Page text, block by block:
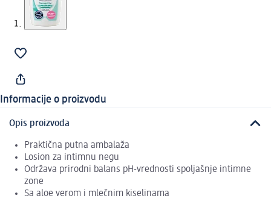
Informacije o proizvodu
Opis proizvoda
Praktična putna ambalaža
Losion za intimnu negu
Održava prirodni balans pH-vrednosti spoljašnje intimne
zone
Sa aloe verom i mlečnim kiselinama